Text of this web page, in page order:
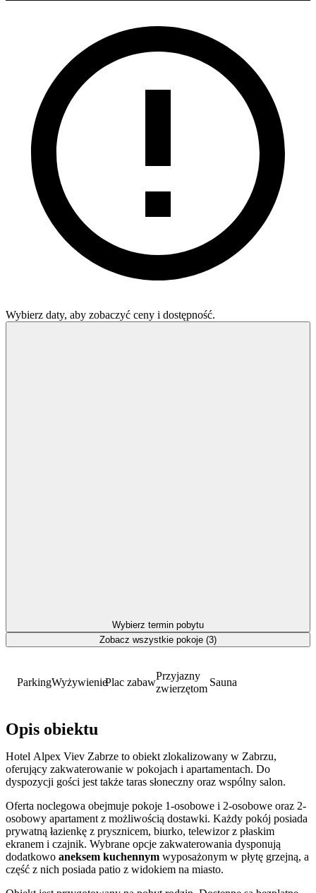
ParkingWyżywieniePlac zabaw
Przyjazny
zwierzętom
Sauna
Opis obiektu
Hotel Alpex Viev Zabrze to obiekt zlokalizowany w Zabrzu,
oferujący zakwaterowanie w pokojach i apartamentach. Do
dyspozycji gości jest także taras słoneczny oraz wspólny salon.
Oferta noclegowa obejmuje pokoje 1-osobowe i 2-osobowe oraz 2-
osobowy apartament z możliwością dostawki. Każdy pokój posiada
prywatną łazienkę z prysznicem, biurko, telewizor z płaskim
ekranem i czajnik. Wybrane opcje zakwaterowania dysponują
dodatkowo aneksem kuchennym wyposażonym w płytę grzejną, a
część z nich posiada patio z widokiem na miasto.
Wybierz daty, aby zobaczyć ceny i dostępność.
Wybierz termin pobytu
Zobacz wszystkie pokoje (3)